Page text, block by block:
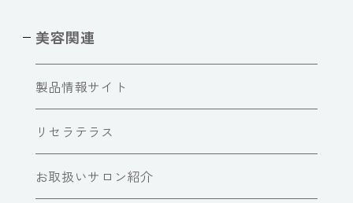
美容関連
製品情報サイト
リセラテラス
お取扱いサロン紹介